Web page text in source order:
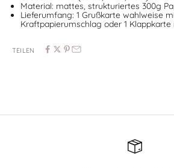
Material: mattes, strukturiertes 300g
Lieferumfang: 1 Grußkarte wahlweise
Kraftpapierumschlag oder 1
TEILEN